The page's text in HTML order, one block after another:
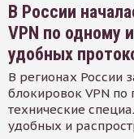
В России
VPN по одному
удобных
В регионах России
блокировок VPN по
технические
удобных и